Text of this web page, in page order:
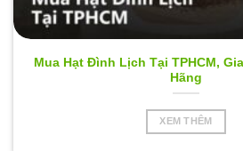
Mua Hạt Đình Lịch Tại TPHCM,
Hãng
XEM THÊM